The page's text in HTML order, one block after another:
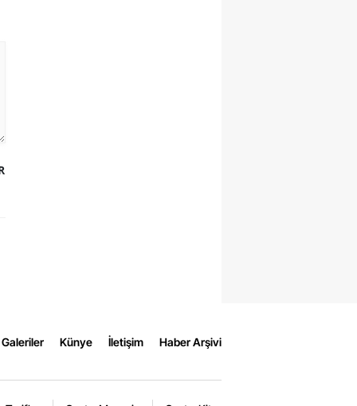
Künye İletişim Haber Arşivi